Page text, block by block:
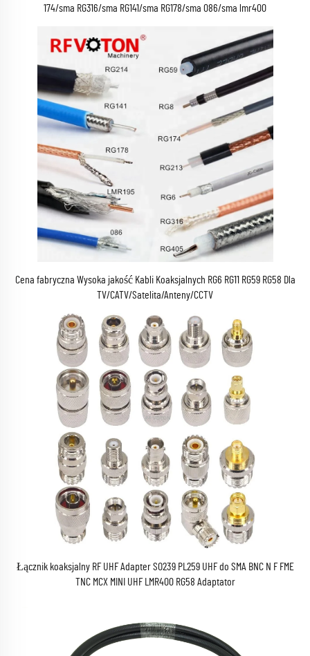
174/sma RG316/sma RG141/sma RG178/sma 086/sma lmr400
Cena fabryczna Wysoka jakość Kabli Koaksjalnych RG6 RG11 RG59 RG58 Dla
TV/CATV/Satelita/Anteny/CCTV
Łącznik koaksjalny RF UHF Adapter SO239 PL259 UHF do SMA BNC N F FME
TNC MCX MINI UHF LMR400 RG58 Adaptator